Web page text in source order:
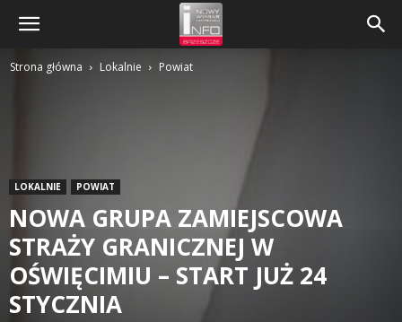
Strona główna Lokalnie Powiat
LOKALNIE POWIAT
NOWA GRUPA ZAMIEJSCOWA
STRAŻY GRANICZNEJ W
OŚWIĘCIMIU – START JUŻ 24
STYCZNIA